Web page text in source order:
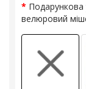
велюровий